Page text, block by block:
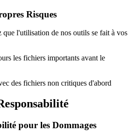
Risques
que l'utilisation de nos outils se fait à vos
les fichiers importants avant le
des fichiers non critiques d'abord
pour les Dommages